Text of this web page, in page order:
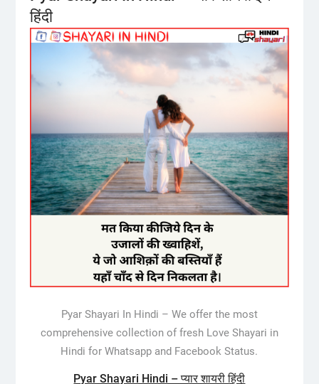
हिंदी
Pyar Shayari In Hindi – We offer the most
comprehensive collection of fresh Love Shayari in
Hindi for Whatsapp and Facebook Status.
Pyar Shayari Hindi – प्यार शायरी हिंदी